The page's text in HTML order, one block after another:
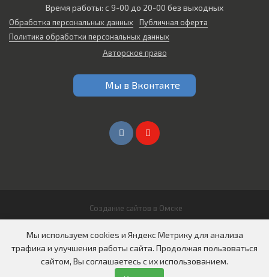
Время работы: с 9-00 до 20-00 без выходных
Обработка персональных данных
Публичная оферта
Политика обработки персональных данных
Авторское право
Мы в Вконтакте
Создание сайтов в Омске
ООО "СИБИРЬ АВТО"
Мы используем cookies и Яндекс Метрику для анализа
трафика и улучшения работы сайта. Продолжая пользоваться
сайтом, Вы соглашаетесь с их использованием.